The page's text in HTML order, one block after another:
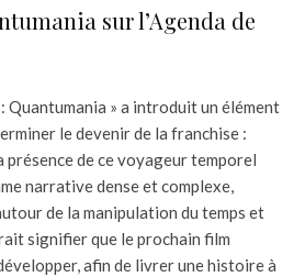
sur l’Agenda de
Quantumania » a introduit un élément
le devenir de la franchise :
présence de ce voyageur temporel
narrative dense et complexe,
de la manipulation du temps et
signifier que le prochain film
afin de livrer une histoire à